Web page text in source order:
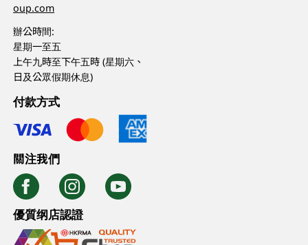
oup.com
辦公時間:
星期一至五
上午九時至下午五時 (星期六、
日及公眾假期休息)
付款方式
關注我們
優質纲店認證